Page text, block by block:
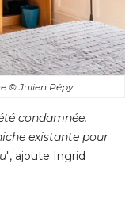
© Julien Pépy
condamnée.
existante pour
", ajoute Ingrid